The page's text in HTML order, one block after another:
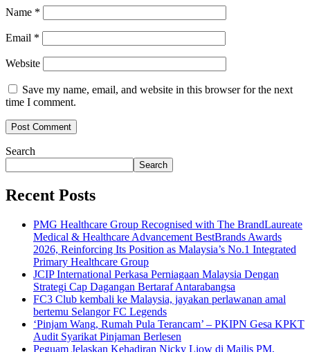
Name *
Email *
Website
Save my name, email, and website in this browser for the next
time I comment.
Search
Search
Recent Posts
PMG Healthcare Group Recognised with The BrandLaureate
Medical & Healthcare Advancement BestBrands Awards
2026, Reinforcing Its Position as Malaysia’s No.1 Integrated
Primary Healthcare Group
JCIP International Perkasa Perniagaan Malaysia Dengan
Strategi Cap Dagangan Bertaraf Antarabangsa
FC3 Club kembali ke Malaysia, jayakan perlawanan amal
bertemu Selangor FC Legends
‘Pinjam Wang, Rumah Pula Terancam’ – PKIPN Gesa KPKT
Audit Syarikat Pinjaman Berlesen
Peguam Jelaskan Kehadiran Nicky Liow di Majlis PM,